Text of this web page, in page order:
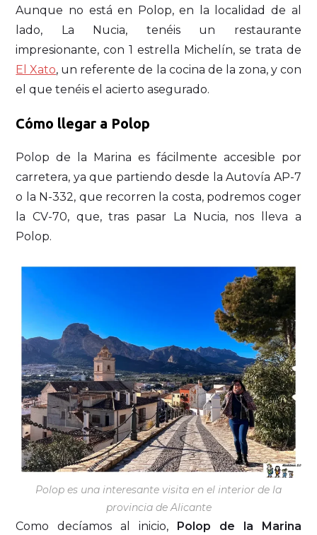
Aunque no está en Polop, en la localidad de al
lado, La Nucia, tenéis un restaurante
impresionante, con 1 estrella Michelín, se trata de
El Xato, un referente de la cocina de la zona, y con
el que tenéis el acierto asegurado.
Cómo llegar a Polop
Polop de la Marina es fácilmente accesible por
carretera, ya que partiendo desde la Autovía AP-7
o la N-332, que recorren la costa, podremos coger
la CV-70, que, tras pasar La Nucia, nos lleva a
Polop.
Polop es una interesante visita en el interior de la
provincia de Alicante
Como decíamos al inicio, Polop de la Marina